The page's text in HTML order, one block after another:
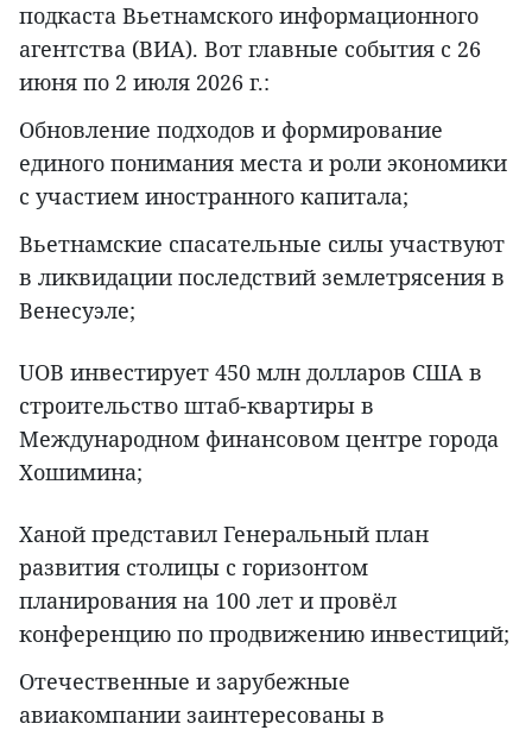
подкаста Вьетнамского информационного
агентства (ВИА). Вот главные события с 26
июня по 2 июля 2026 г.:
Обновление подходов и формирование
единого понимания места и роли экономики
с участием иностранного капитала;
Вьетнамские спасательные силы участвуют
в ликвидации последствий землетрясения в
Венесуэле;
UOB инвестирует 450 млн долларов США в
строительство штаб-квартиры в
Международном финансовом центре города
Хошимина;
Ханой представил Генеральный план
развития столицы с горизонтом
планирования на 100 лет и провёл
конференцию по продвижению инвестиций;
Отечественные и зарубежные
авиакомпании заинтересованы в